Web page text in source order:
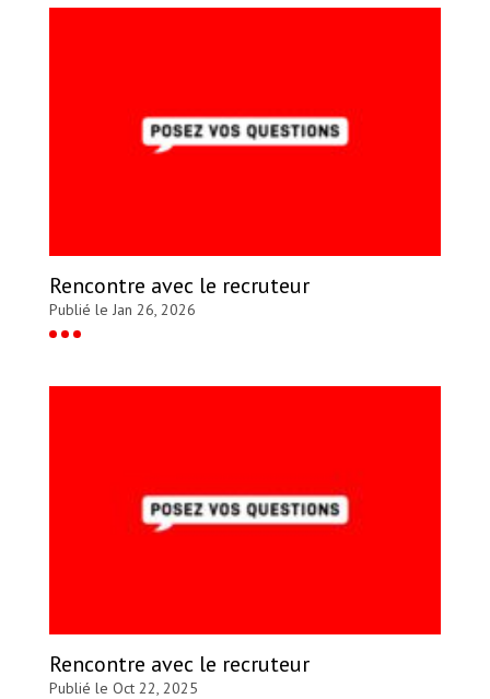
Rencontre avec le recruteur
Publié le Jan 26, 2026
Rencontre avec le recruteur
Publié le Oct 22, 2025